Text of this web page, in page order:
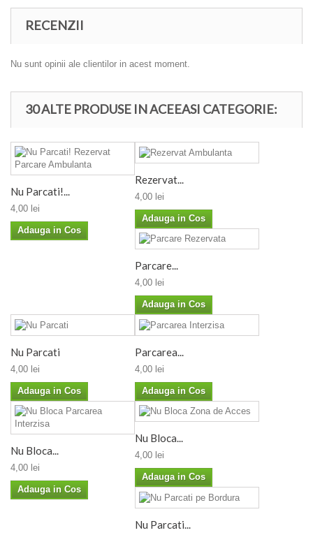
RECENZII
Nu sunt opinii ale clientilor in acest moment.
30 ALTE PRODUSE IN ACEEASI CATEGORIE:
Nu Parcati!...
4,00 lei
Adauga in Cos
Rezervat...
4,00 lei
Adauga in Cos
Parcare...
4,00 lei
Adauga in Cos
Nu Parcati
4,00 lei
Adauga in Cos
Parcarea...
4,00 lei
Adauga in Cos
Nu Bloca...
4,00 lei
Adauga in Cos
Nu Bloca...
4,00 lei
Adauga in Cos
Nu Parcati...